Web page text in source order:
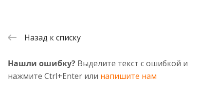
Назад к списку
Нашли ошибку? Выделите текст с ошибкой и
нажмите Ctrl+Enter или напишите нам